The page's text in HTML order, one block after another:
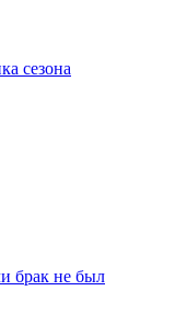
сезона
брак не был